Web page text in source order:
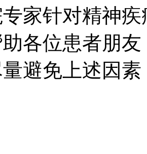
家针对精神
各位患者朋
避免上述因